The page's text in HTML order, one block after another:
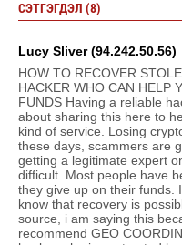
СЭТГЭГДЭЛ (8)
Lucy Sliver (94.242.50.56)
HOW TO RECOVER
HACKER WHO CAN HELP
FUNDS Having a reliable
about sharing this here to
kind of service. Losing
these days, scammers are
getting a legitimate expert
difficult. Most people have
they give up on their funds.
know that recovery is
source, i am saying this
recommend GEO